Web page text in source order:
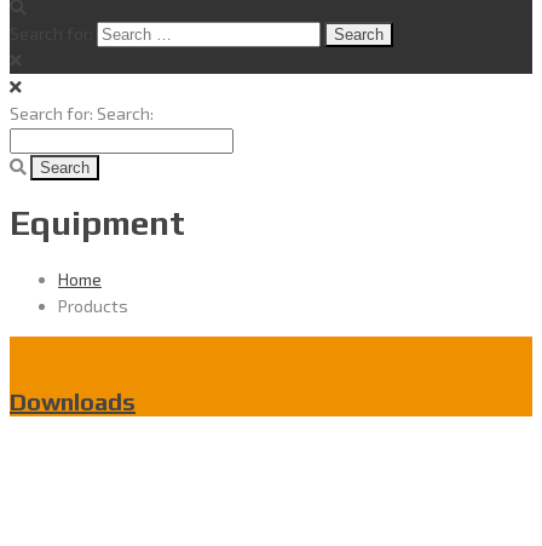
Search for: Search:
Equipment
Home
Products
Downloads